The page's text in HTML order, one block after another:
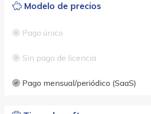
Modelo de precios
Pago único
Sin pago de licencia
Pago mensual/periódico (SaaS)